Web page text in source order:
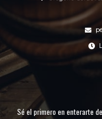
Sé el primero en enterarte